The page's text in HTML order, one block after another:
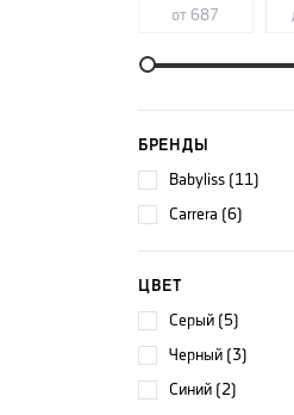
БРЕНДЫ
Babyliss (11)
Carrera (6)
ЦВЕТ
серый (5)
черный (3)
синий (2)